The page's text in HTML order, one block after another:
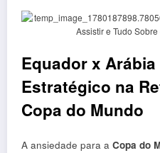
Equador x
Estratégico na
Copa do Mundo
A ansiedade para a Copa do